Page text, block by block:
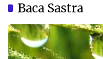
Baca Sastra